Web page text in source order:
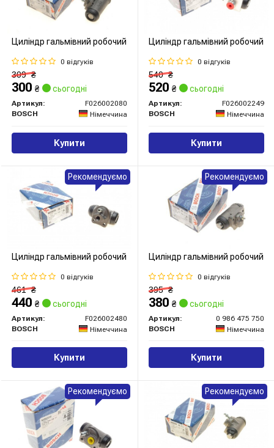
Циліндр гальмівний робочий
0 відгуків
309₴
300 ₴ сьогодні
Артикул:
F026002080
BOSCH
Німеччина
Купити
Циліндр гальмівний робочий
0 відгуків
540₴
520 ₴ сьогодні
Артикул:
F026002249
BOSCH
Німеччина
Купити
Циліндр гальмівний робочий
0 відгуків
461₴
440 ₴ сьогодні
Артикул:
F026002480
BOSCH
Німеччина
Купити
Рекомендуємо
Циліндр гальмівний робочий
0 відгуків
395₴
380 ₴ сьогодні
Артикул:
0 986 475 750
BOSCH
Німеччина
Купити
Рекомендуємо
Рекомендуємо Рекомендуємо